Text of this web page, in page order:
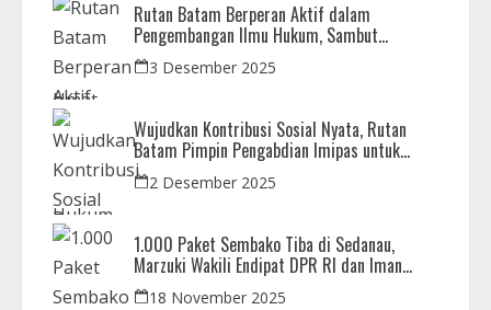
Rutan Batam Berperan Aktif dalam
Pengembangan Ilmu Hukum, Sambut
Kunjungan Observasi Mahasiswa UIB
3 Desember 2025
Wujudkan Kontribusi Sosial Nyata, Rutan
Batam Pimpin Pengabdian Imipas untuk
Negeri di Masjid Syahrom Ba’dawi
2 Desember 2025
1.000 Paket Sembako Tiba di Sedanau,
Marzuki Wakili Endipat DPR RI dan Iman
Sutiawan Kawal Reses di Natuna
18 November 2025